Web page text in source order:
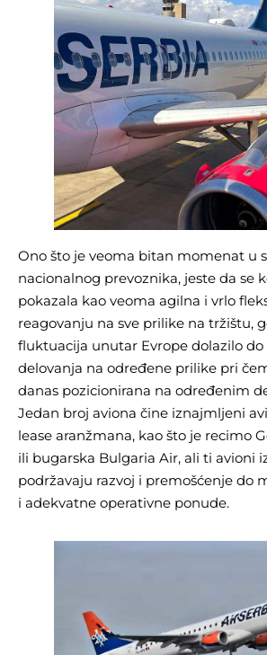
Ono što je veoma bitan momenat u
nacionalnog prevoznika, jeste da se
pokazala kao veoma agilna i vrlo
reagovanju na sve prilike na tržištu,
fluktuacija unutar Evrope dolazilo
delovanja na određene prilike pri
danas pozicionirana na određenim
Jedan broj aviona čine iznajmljeni
lease aranžmana, kao što je recimo
ili bugarska Bulgaria Air, ali ti avioni
podržavaju razvoj i premošćenje do
i adekvatne operativne ponude.